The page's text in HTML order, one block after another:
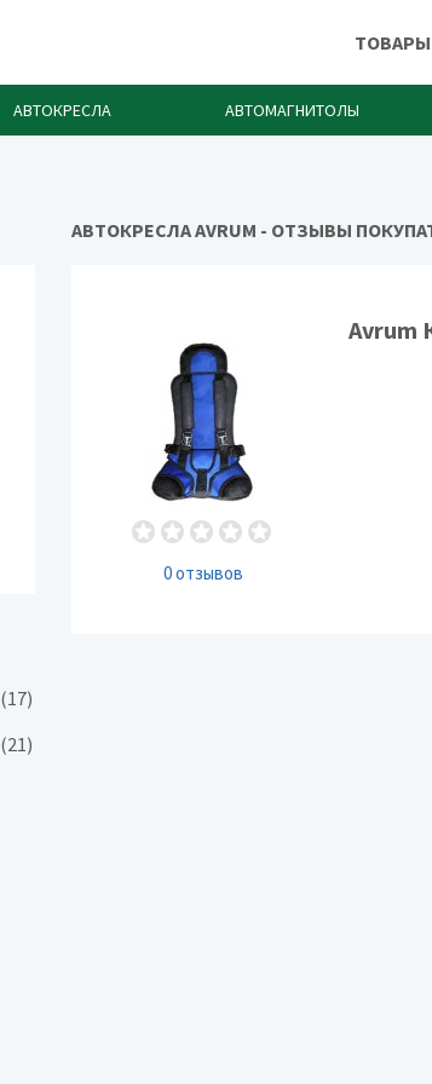
ТОВАРЫ
АВТОКРЕСЛА АВТОМАГНИТОЛЫ
АВТОКРЕСЛА AVRUM - ОТЗЫВЫ
0 отзывов
Avrum
(17)
(21)